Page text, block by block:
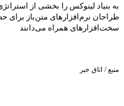
به بنیاد لینوکس را بخشی از
طراحان نرم‌افزارهای متن‌باز برای
سخت‌افزارهای همراه می‌دانند
منبع / اتاق خبر